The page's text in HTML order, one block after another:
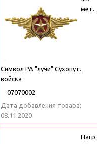
мет.
Символ РА "лучи" Сухопут.
войска
07070002
Дата добавления товара:
08.11.2020
Нагр.